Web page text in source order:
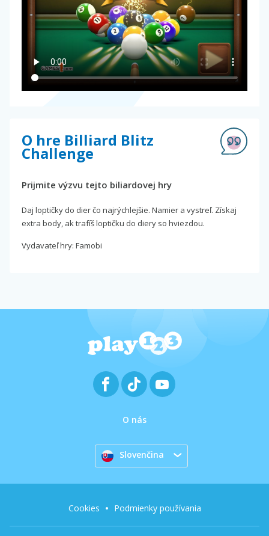
O hre Billiard Blitz
Challenge
Prijmite výzvu tejto biliardovej hry
Daj loptičky do dier čo najrýchlejšie. Namier a vystreľ. Získaj
extra body, ak trafíš loptičku do diery so hviezdou.
Vydavateľ hry: Famobi
O nás
Slovenčina
Cookies Podmienky používania